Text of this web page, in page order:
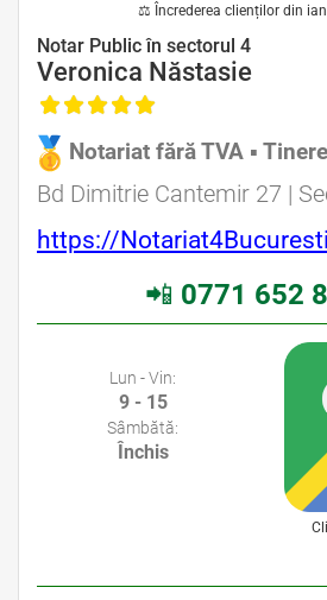
⚖ Încrederea clienților din
Notar Public în sectorul 4
Veronica Năstasie
Notariat fără TVA ▪
Bd Dimitrie Cantemir 27 |
https://
📲 0771 652
Lun - Vin:
9 - 15
Sâmbătă:
Închis